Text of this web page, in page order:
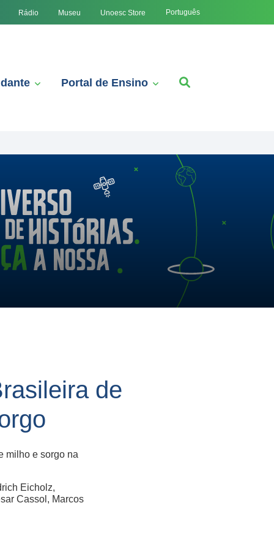
Rádio Museu Unoesc Store Português
Portal de Ensino
de
milho e sorgo na
Eicholz,
Cassol, Marcos